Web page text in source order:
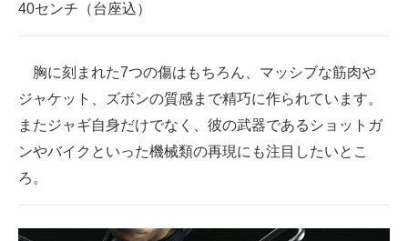
エレクトロニクス専門サイト
エネルギーの専門メディア
建設×テクノロジーの最前線
40センチ（台座込）
胸に刻まれた7つの傷はもちろん、マッシブな筋肉や
ジャケット、ズボンの質感まで精巧に作られています。
またジャギ自身だけでなく、彼の武器であるショットガ
ンやバイクといった機械類の再現にも注目したいとこ
ろ。